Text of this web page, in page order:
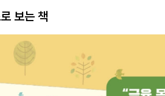
보는 책